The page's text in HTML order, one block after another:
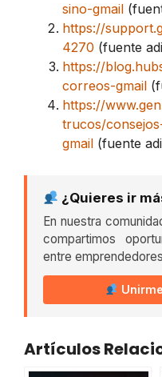
sino-gmail
https://
4270 (fuente
https://
correos-gmail
https://
trucos/
gmail (fuente
¿Quieres ir
En nuestra
compartimos
entre
Artículos